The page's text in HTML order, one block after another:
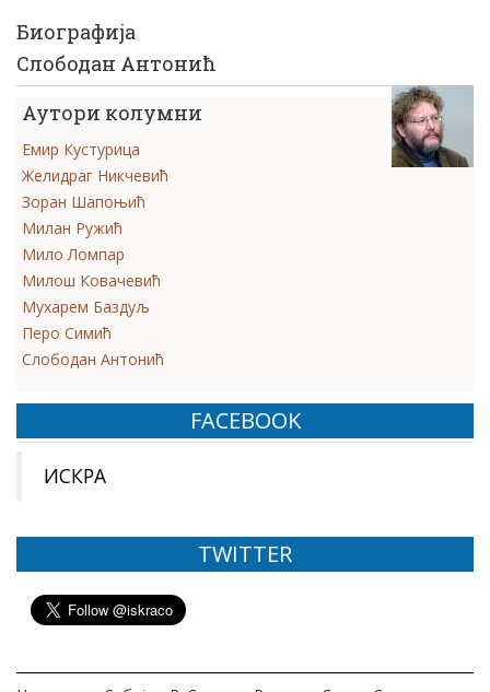
Биографија
Слободан Антонић
Аутори колумни
Емир Кустурица
Желидраг Никчевић
Зоран Шапоњић
Милан Ружић
Мило Ломпар
Милош Ковачевић
Мухарем Баздуљ
Перо Симић
Слободан Антонић
FACEBOOK
ИСКРА
TWITTER